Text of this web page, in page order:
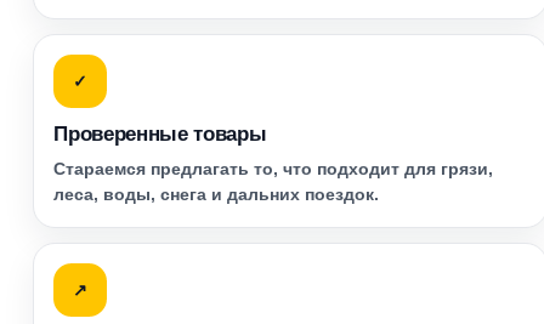
✓
Проверенные товары
Стараемся предлагать то, что подходит для грязи,
леса, воды, снега и дальних поездок.
↗